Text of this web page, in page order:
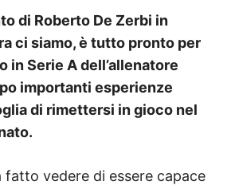
di Roberto De Zerbi in
ci siamo, è tutto pronto per
in Serie A dell’allenatore
importanti esperienze
di rimettersi in gioco nel
fatto vedere di essere capace